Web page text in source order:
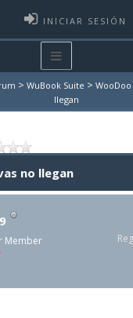
INICIAR SESIÓN
> WuBook Suite > WooDoo
llegan
no llegan
Member